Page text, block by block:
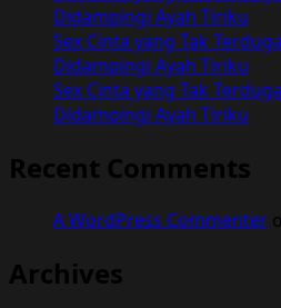
Didampingi Ayah Tiriku
Sex Cinta yang Tak
Didampingi Ayah Tiriku
Sex Cinta yang Tak
Didampingi Ayah Tiriku
Recent Comments
A WordPress Commenter
Archives